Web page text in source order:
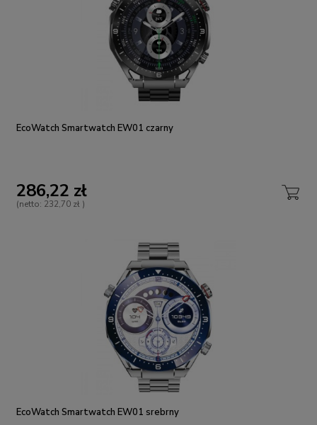
EcoWatch Smartwatch EW01 czarny
286,22 zł
(netto: 232,70 zł )
EcoWatch Smartwatch EW01 srebrny